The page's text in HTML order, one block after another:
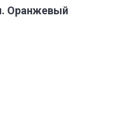
Оранжевый